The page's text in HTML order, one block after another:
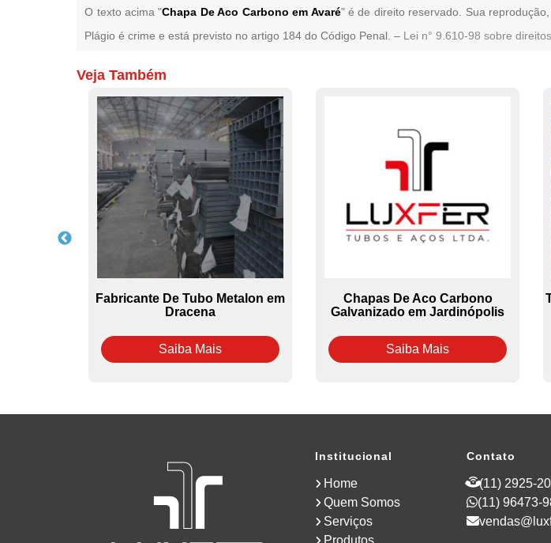
O texto acima "Chapa De Aco Carbono em Avaré" é de direito reservado. Sua
Plágio é crime e está previsto no artigo 184 do Código Penal. – Lei n° 9.610-98 sobre
Veja Também
Fabricante De Tubo Metalon em
Dracena
Saiba Mais
Chapas De Aco Carbono
Galvanizado em Jardinópolis
Saiba Mais
Institucional
Home
Quem Somos
Serviços
Produtos
Contato
(11) 2925-
(11) 96473-